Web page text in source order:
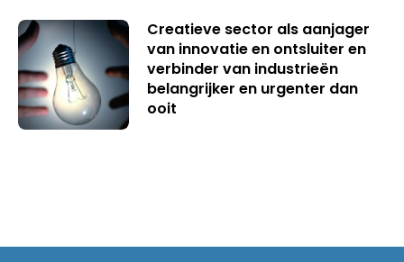
Creatieve sector als aanjager
van innovatie en ontsluiter en
verbinder van industrieën
belangrijker en urgenter dan
ooit